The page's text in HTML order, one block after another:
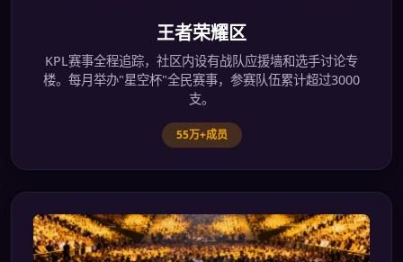
王者荣耀区
KPL赛事全程追踪，社区内设有战队应援墙和选手讨论专
楼。每月举办"星空杯"全民赛事，参赛队伍累计超过3000
支。
55万+成员